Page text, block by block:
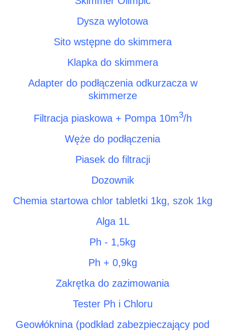
Dysza wylotowa
Sito wstępne do skimmera
Klapka do skimmera
Adapter do podłączenia odkurzacza w
skimmerze
Filtracja piaskowa + Pompa 10m3/h
Węże do podłączenia
Piasek do filtracji
Dozownik
Chemia startowa chlor tabletki 1kg, szok 1kg
Alga 1L
Ph - 1,5kg
Ph + 0,9kg
Zakrętka do zazimowania
Tester Ph i Chloru
Geowłóknina (podkład zabezpieczający pod